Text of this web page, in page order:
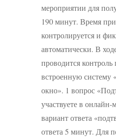
мероприятии для
190 минут. Время
контролируется и
автоматически. В
проводится контроль
встроенную систему
окно». 1 вопрос
участвуете в
вариант ответа
ответа 5 минут. Для